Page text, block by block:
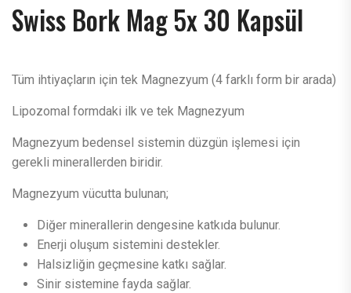
Swiss Bork Mag 5x 30 Kapsül
Tüm ihtiyaçların için tek Magnezyum (4 farklı form bir arada)
Lipozomal formdaki ilk ve tek Magnezyum
Magnezyum bedensel sistemin düzgün işlemesi için
gerekli minerallerden biridir.
Magnezyum vücutta bulunan;
Diğer minerallerin dengesine katkıda bulunur.
Enerji oluşum sistemini destekler.
Halsizliğin geçmesine katkı sağlar.
Sinir sistemine fayda sağlar.